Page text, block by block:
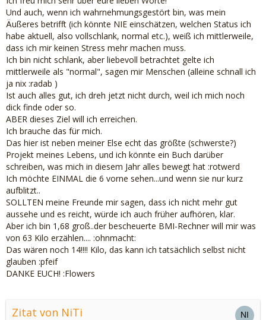
Und auch, wenn ich wahrnehmungsgestört bin, was mein
Äußeres betrifft (ich könnte NIE einschätzen, welchen Status ich
habe aktuell, also vollschlank, normal etc.), weiß ich mittlerweile,
dass ich mir keinen Stress mehr machen muss.
Ich bin nicht schlank, aber liebevoll betrachtet gelte ich
mittlerweile als "normal", sagen mir Menschen (alleine schnall ich
ja nix :radab )
Ist auch alles gut, ich dreh jetzt nicht durch, weil ich mich noch
dick finde oder so.
ABER dieses Ziel will ich erreichen.
Ich brauche das für mich.
Das hier ist neben meiner Else echt das größte (schwerste?)
Projekt meines Lebens, und ich könnte ein Buch darüber
schreiben, was mich in diesem Jahr alles bewegt hat :rotwerd
Ich möchte EINMAL die 6 vorne sehen...und wenn sie nur kurz
aufblitzt..
SOLLTEN meine Freunde mir sagen, dass ich nicht mehr gut
aussehe und es reicht, würde ich auch früher aufhören, klar.
Aber ich bin 1,68 groß..der bescheuerte BMI-Rechner will mir was
von 63 Kilo erzählen.... :ohnmacht:
Das wären noch 14!!!! Kilo, das kann ich tatsächlich selbst nicht
glauben :pfeif
DANKE EUCH! :Flowers
Zitat von NiTi